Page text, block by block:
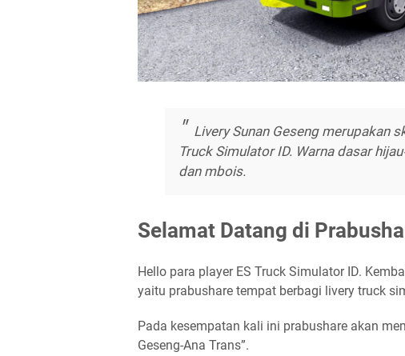
Livery Sunan Geseng merupakan
Truck Simulator ID. Warna dasar
dan mbois.
Selamat Datang di
Hello para player ES Truck Simulator ID.
yaitu prabushare tempat berbagi livery truck
Pada kesempatan kali ini prabushare akan
Geseng-Ana Trans”.